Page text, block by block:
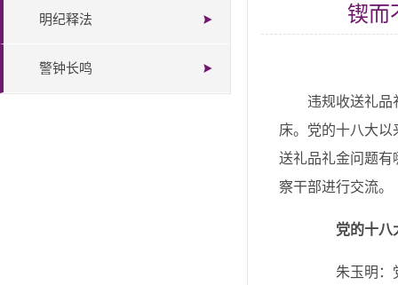
明纪释法
警钟长鸣
锲而
违规收送礼品
床。党的十八大
送礼品礼金问题有
察干部进行交流。
党的十八
朱玉明：党